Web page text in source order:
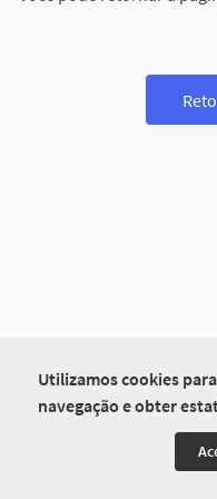
Utilizamos cookies
navegação e obter